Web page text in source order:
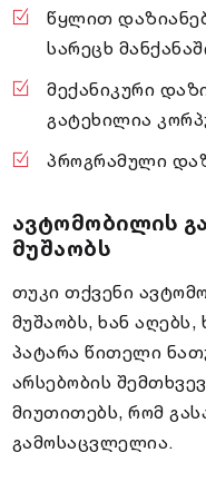
წყლით
სარეცხ
მექანიკური
გატეხილია
პროგრამული
ავტომობილის
მუშაობს
თუკი თქვენი
მუშაობს, ხან
პატარა წითელი
არსებობის
მიუთითებს, რომ
გამოსაცვლელია.